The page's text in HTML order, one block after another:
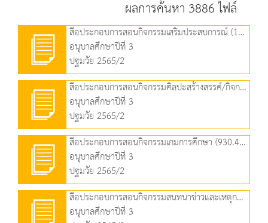
ผลการค้นหา 3886 ไฟล์
สื่อประกอบการสอนกิจกรรมเสริมประสบการณ์ (1.09 MB)
อนุบาลศึกษาปีที่ 3
ปฐมวัย 2565/2
สื่อประกอบการสอนกิจกรรมศิลปะสร้างสรรค์/กิจกรรมเล่นตามมุม (1.34 MB)
อนุบาลศึกษาปีที่ 3
ปฐมวัย 2565/2
สื่อประกอบการสอนกิจกรรมเกมการศึกษา (930.49 KB)
อนุบาลศึกษาปีที่ 3
ปฐมวัย 2565/2
สื่อประกอบการสอนกิจกรรมสนทนาข่าวและเหตุการณ์ (671.17 KB)
อนุบาลศึกษาปีที่ 3